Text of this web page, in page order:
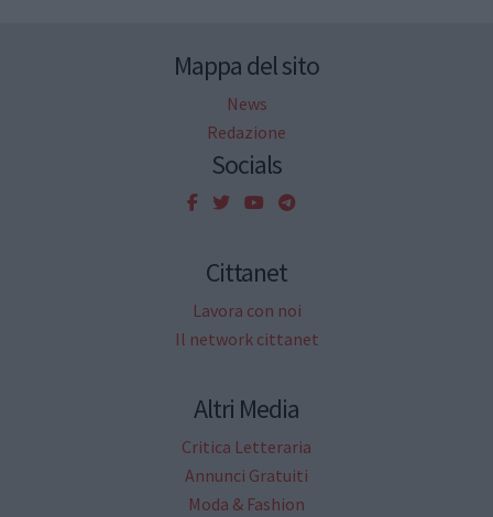
Mappa del sito
News
Redazione
Socials
Cittanet
Lavora con noi
Il network cittanet
Altri Media
Critica Letteraria
Annunci Gratuiti
Moda & Fashion